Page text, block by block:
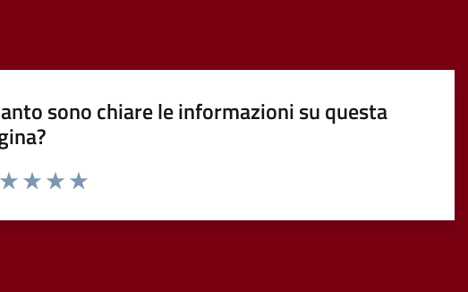
sono chiare le informazioni su questa
da 1 a 5 stelle la pagina